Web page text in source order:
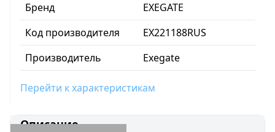
Бренд
EXEGATE
Код производителя
EX221188RUS
Производитель
Exegate
Перейти к характеристикам
Описание